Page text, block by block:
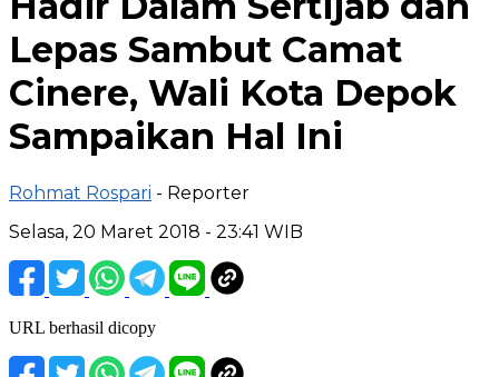
Lepas Sambut Camat
Cinere, Wali Kota Depok
Sampaikan Hal Ini
Rohmat Rospari - Reporter
Selasa, 20 Maret 2018 - 23:41 WIB
URL berhasil dicopy